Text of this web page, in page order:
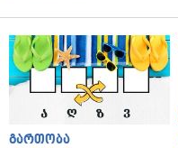
გართობა